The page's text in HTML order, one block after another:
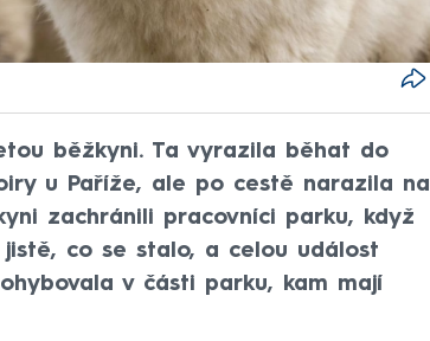
běžkyni. Ta vyrazila běhat do
u Paříže, ale po cestě narazila na
zachránili pracovníci parku, když
co se stalo, a celou událost
v části parku, kam mají